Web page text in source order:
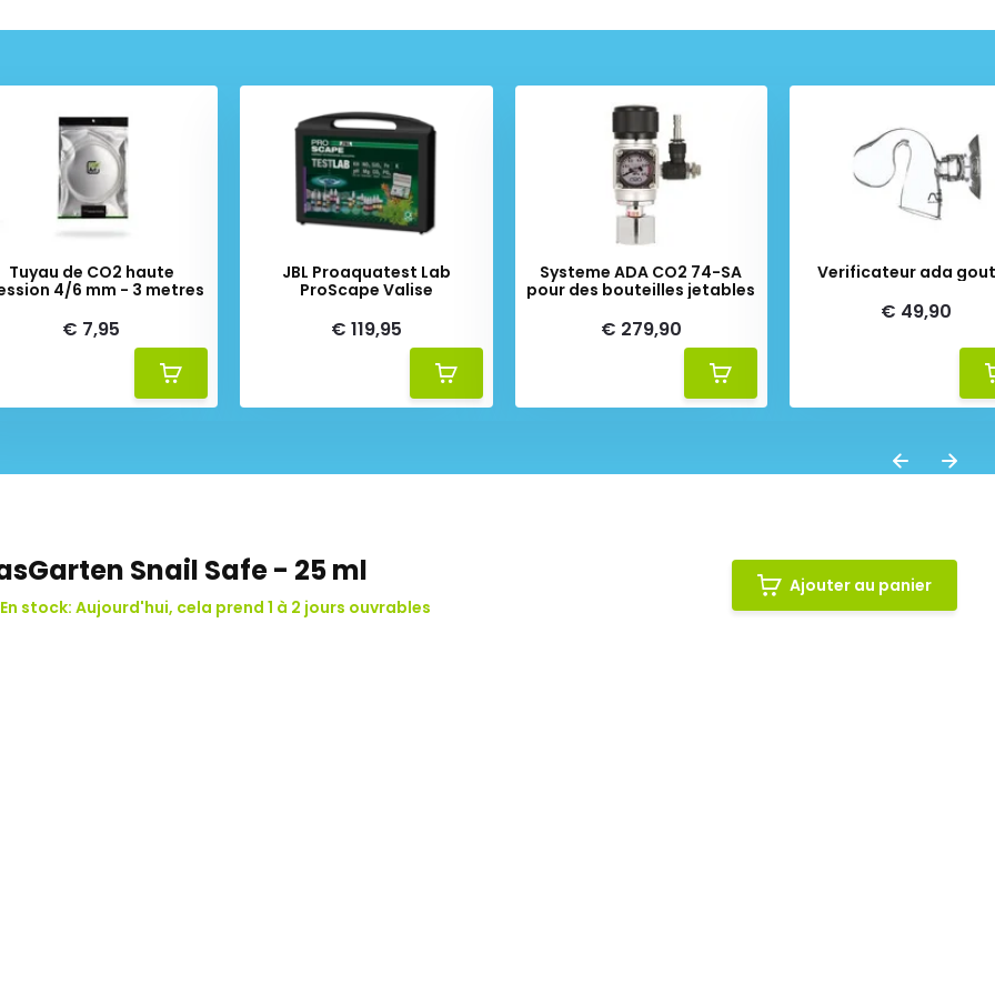
Tuyau de CO2 haute
4/6 mm - 3 metres
€ 7,95
JBL Proaquatest Lab
ProScape Valise
€ 119,95
Systeme ADA CO2 74-SA
pour des bouteilles jetables
€ 279,90
Verificateur ada
€ 49,90
Snail Safe - 25 ml
En stock: Aujourd'hui, cela prend 1 à 2 jours ouvrables
Ajouter au panier